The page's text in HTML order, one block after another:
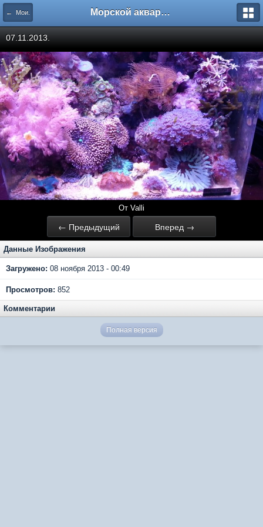
← Мои. Морской аквариум. Форумы ReefCentral.ru
07.11.2013.
От Valli
← Предыдущий Вперед →
Данные Изображения
Загружено: 08 ноября 2013 - 00:49
Просмотров: 852
Комментарии
Полная версия